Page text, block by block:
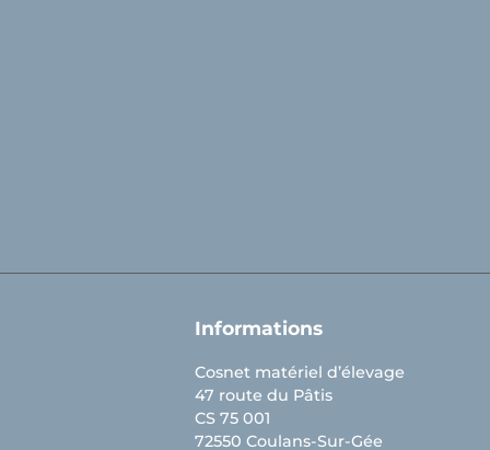
Informations
Cosnet matériel d’élevage
47 route du Pâtis
CS 75 001
72550 Coulans-Sur-Gée